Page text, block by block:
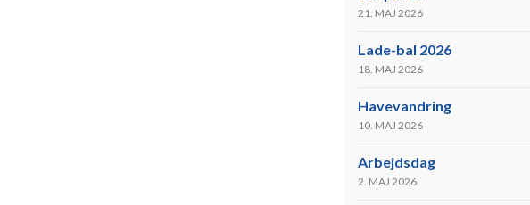
21. MAJ 2026
Lade-bal 2026
18. MAJ 2026
Havevandring
10. MAJ 2026
Arbejdsdag
2. MAJ 2026